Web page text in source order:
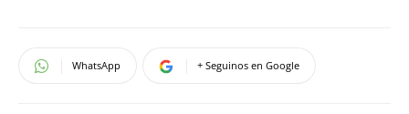
WhatsApp + Seguinos en Google